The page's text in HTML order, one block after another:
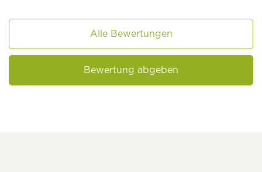
Alle Bewertungen
Bewertung abgeben